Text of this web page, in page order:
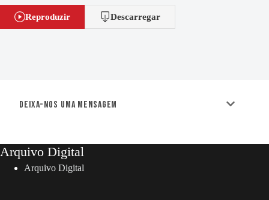
Reproduzir Descarregar
Deixa-nos uma mensagem
Arquivo Digital
Arquivo Digital